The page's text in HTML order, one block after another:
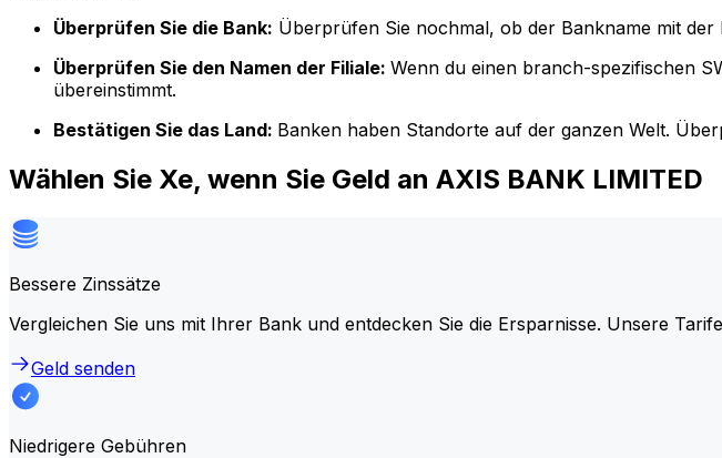
Überprüfen Sie die Bank: Überprüfen Sie nochmal, ob der Bankname mit der
Überprüfen Sie den Namen der Filiale: Wenn du einen branch-spezifischen
übereinstimmt.
Bestätigen Sie das Land: Banken haben Standorte auf der ganzen Welt.
Wählen Sie Xe, wenn Sie Geld an AXIS BANK LIMITED
Bessere Zinssätze
Vergleichen Sie uns mit Ihrer Bank und entdecken Sie die Ersparnisse. Unsere Tarife
Geld senden
Niedrigere Gebühren